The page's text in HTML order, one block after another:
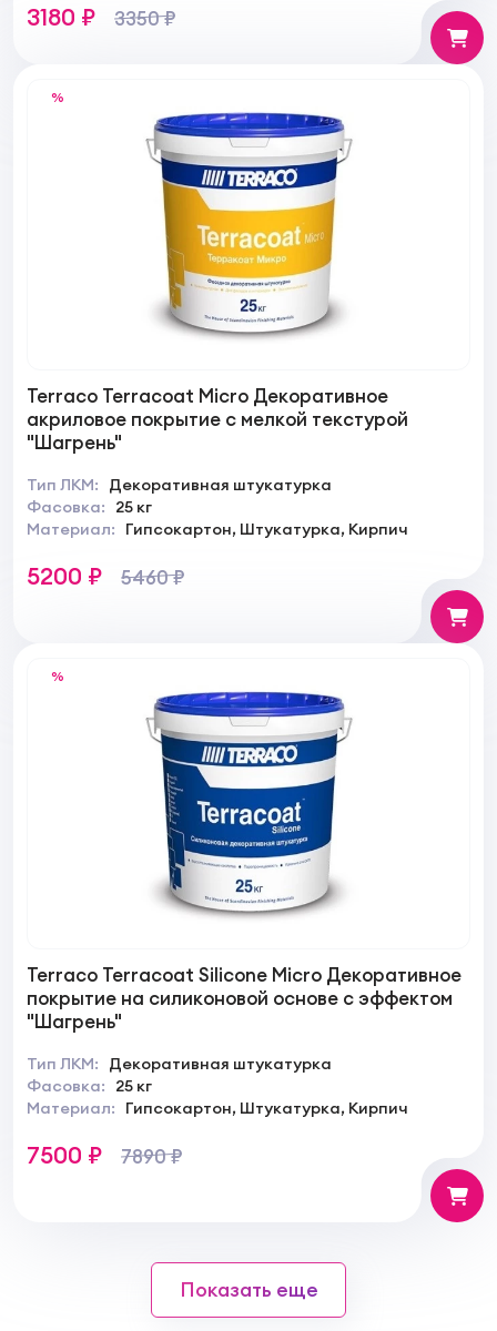
3180 ₽ 3350 ₽
%
Terraco Terracoat Micro Декоративное
акриловое покрытие с мелкой текстурой
"Шагрень"
Тип ЛКМ:
Декоративная штукатурка
Фасовка:
25 кг
Материал:
Гипсокартон, Штукатурка, Кирпич
5200 ₽ 5460 ₽
%
Terraco Terracoat Silicone Micro Декоративное
покрытие на силиконовой основе c эффектом
"Шагрень"
Тип ЛКМ:
Декоративная штукатурка
Фасовка:
25 кг
Материал:
Гипсокартон, Штукатурка, Кирпич
7500 ₽ 7890 ₽
Показать еще